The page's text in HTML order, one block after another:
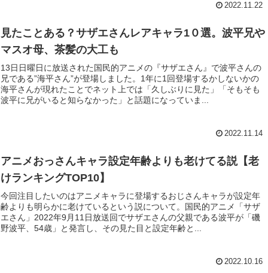
2022.11.22
見たことある？サザエさんレアキャラ1０選。波平兄や
マスオ母、茶髪の大工も
13日日曜日に放送された国民的アニメの『サザエさん』で波平さんの
兄である”海平さん”が登場しました。1年に1回登場するかしないかの
海平さんが現れたことでネット上では「久しぶりに見た」「そもそも
波平に兄がいると知らなかった」と話題になっていま...
2022.11.14
アニメおっさんキャラ設定年齢よりも老けてる説【老
けランキングTOP10】
今回注目したいのはアニメキャラに登場するおじさんキャラが設定年
齢よりも明らかに老けているという説について。国民的アニメ「サザ
エさん」2022年9月11日放送回でサザエさんの父親である波平が「磯
野波平、54歳」と発言し、その見た目と設定年齢と...
2022.10.16